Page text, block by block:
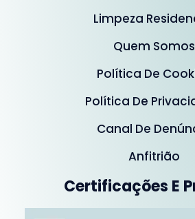
Limpeza
Quem Somos
Política De
Política De
Canal De
Anfitrião
Certificações E